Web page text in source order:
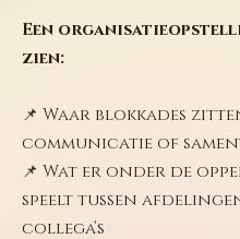
Een
zien:
📌 Waar blokkades
communicatie of
📌 Wat er onder de
speelt tussen
collega’s